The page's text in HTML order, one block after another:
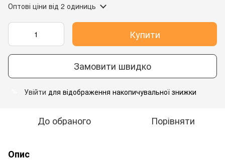
Оптові ціни від 2 одиниць
Купити
Замовити швидко
Увійти для відображення накопичувальної знижки
До обраного Порівняти
Опис